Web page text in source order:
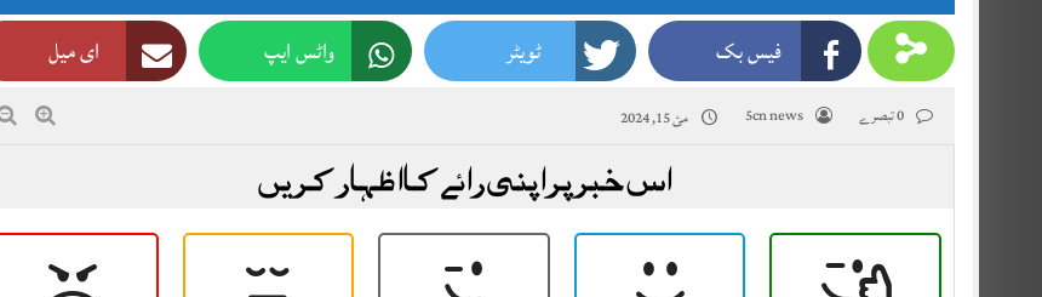
فیس بک ٹویٹر واٹس ایپ ای میل
5cn news مئ 15, 2024
اس خبر پر اپنی رائے کا اظہار کریں